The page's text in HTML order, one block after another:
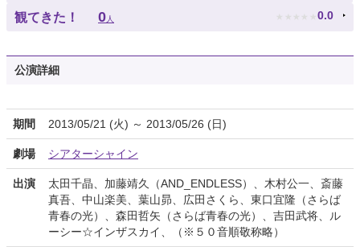
観てきた！ 0人 ★ ★ ★ ★ ★ 0.0
公演詳細
期間 2013/05/21 (火) ～ 2013/05/26 (日)
劇場 シアターシャイン
出演
太田千晶、加藤靖久（AND_ENDLESS）、木村公一、斎藤
真吾、中山楽美、葉山昴、広田さくら、東口宜隆（さらば
青春の光）、森田哲矢（さらば青春の光）、吉田武将、ル
ーシー☆インザスカイ、（※５０音順敬称略）